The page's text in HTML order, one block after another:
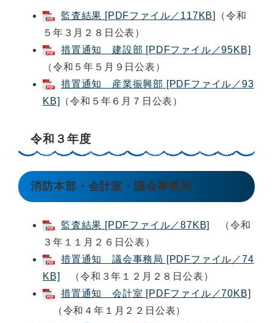
監査結果 [PDFファイル／117KB]
（令和
５年３月２８日公表）
措置通知 建設部 [PDFファイル／95KB]
（令和５年５月９日公表）
措置通知 産業振興部 [PDFファイル／93
KB]
（令和５年６月７日公表）
令和３年度
消防本部・会計室・議会事務局
監査結果 [PDFファイル／87KB]
（令和
３年１１月２６日公表）
措置通知 議会事務局 [PDFファイル／74
KB]
（令和３年１２月２８日公表）
措置通知 会計室 [PDFファイル／70KB]
（令和４年１月２２日公表）